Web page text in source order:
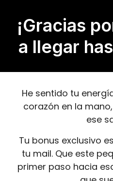
¡Gracias
a llegar
He sentido tu
corazón en la
ese
Tu bonus exclusivo
tu mail. Que este
primer paso hacia